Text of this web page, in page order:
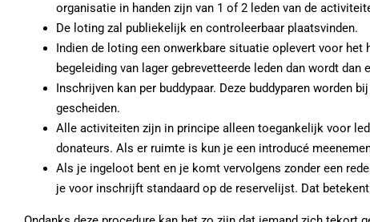
organisatie in handen zijn van 1 of 2 leden van de
De loting zal publiekelijk en controleerbaar plaatsvinden.
Indien de loting een onwerkbare situatie oplevert voor
begeleiding van lager gebrevetteerde leden dan wordt dan
Inschrijven kan per buddypaar. Deze buddyparen worden
gescheiden.
Alle activiteiten zijn in principe alleen toegankelijk voor
donateurs. Als er ruimte is kun je een introducé
Als je ingeloot bent en je komt vervolgens zonder een
je voor inschrijft standaard op de reservelijst. Dat